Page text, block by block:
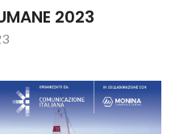
2023